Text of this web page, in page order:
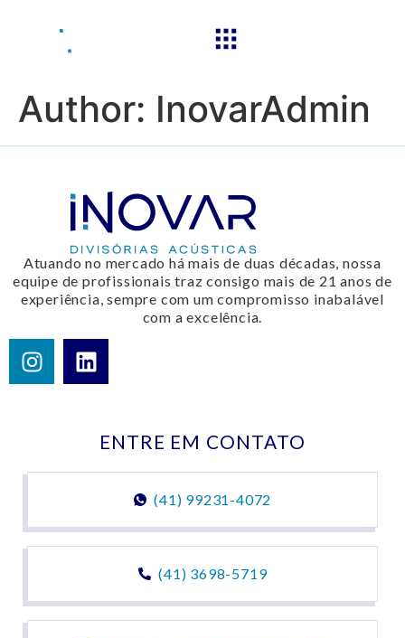
Author: InovarAdmin
Atuando no mercado há mais de duas décadas, nossa
equipe de profissionais traz consigo mais de 21 anos de
experiência, sempre com um compromisso inabalável
com a excelência.
ENTRE EM CONTATO
(41) 99231-4072
(41) 3698-5719